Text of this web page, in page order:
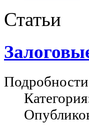
Статьи
Подробности